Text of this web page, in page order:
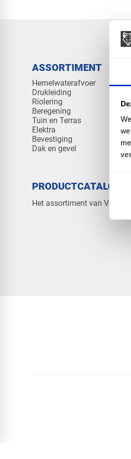
ASSORTIMENT
Hemelwaterafvoer
Drukleiding
Riolering
Beregening
Tuin en Terras
Elektra
Bevestiging
Dak en gevel
Het assortiment van Vos